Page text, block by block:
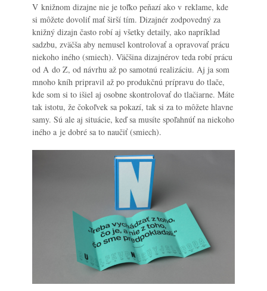
V knižnom dizajne nie je toľko peňazí ako v reklame, kde
si môžete dovoliť mať širší tím. Dizajnér zodpovedný za
knižný dizajn často robí aj všetky detaily, ako napríklad
sadzbu, zväčša aby nemusel kontrolovať a opravovať prácu
niekoho iného (smiech). Väčšina dizajnérov teda robí prácu
od A do Z, od návrhu až po samotnú realizáciu. Aj ja som
mnoho kníh pripravil až po produkčnú prípravu do tlače,
kde som si to išiel aj osobne skontrolovať do tlačiarne. Máte
tak istotu, že čokoľvek sa pokazí, tak si za to môžete hlavne
samy. Sú ale aj situácie, keď sa musíte spoľahnúť na niekoho
iného a je dobré sa to naučiť (smiech).